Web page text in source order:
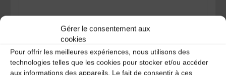
Gérer le consentement aux
cookies
Pour offrir les meilleures expériences, nous utilisons des
technologies telles que les cookies pour stocker et/ou accéder
aux informations des appareils. Le fait de consentir à ces